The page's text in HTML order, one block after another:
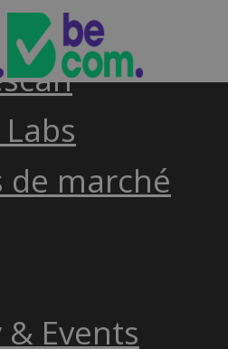
Scan
de marché
Events